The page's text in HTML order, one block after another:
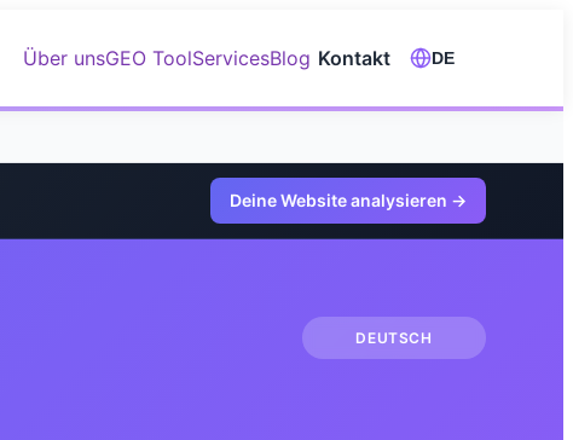
Über unsGEO ToolServicesBlog Kontakt DE
Deine Website analysieren →
DEUTSCH